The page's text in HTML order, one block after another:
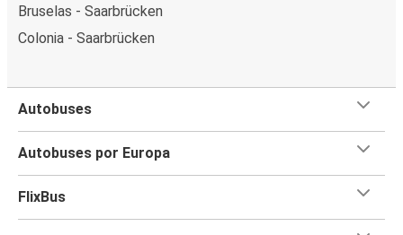
Bruselas - Saarbrücken
Colonia - Saarbrücken
Autobuses
Autobuses por Europa
FlixBus